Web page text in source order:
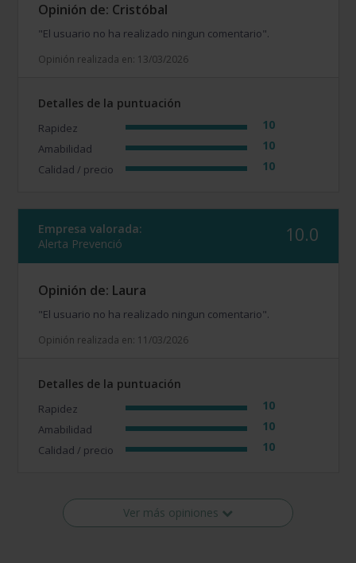
Opinión de: Cristóbal
"El usuario no ha realizado ningun comentario".
Opinión realizada en: 13/03/2026
Detalles de la puntuación
Rapidez 10
Amabilidad 10
Calidad / precio 10
Empresa valorada:
Alerta Prevenció
10.0
Opinión de: Laura
"El usuario no ha realizado ningun comentario".
Opinión realizada en: 11/03/2026
Detalles de la puntuación
Rapidez 10
Amabilidad 10
Calidad / precio 10
Ver más opiniones